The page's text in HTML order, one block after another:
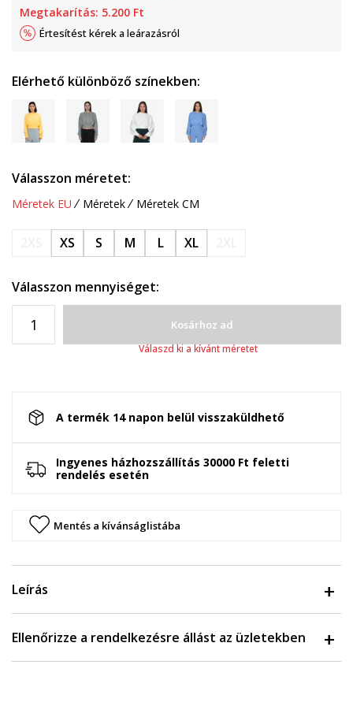
Megtakarítás: 5.200 Ft
Értesítést kérek a leárazásról
Elérhető különböző színekben:
Válasszon méretet:
Méretek EU Méretek Méretek CM
XS S M L XL
Válasszon mennyiséget:
Kosárhoz ad
Válaszd ki a kívánt méretet
A termék 14 napon belül visszaküldhető
Ingyenes házhozszállítás 30000 Ft feletti
rendelés esetén
Mentés a kívánságlistába
Leírás
Ellenőrizze a rendelkezésre állást az üzletekben